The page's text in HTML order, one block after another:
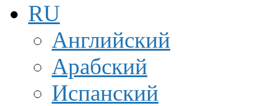
RU
Английский
Арабский
Испанский